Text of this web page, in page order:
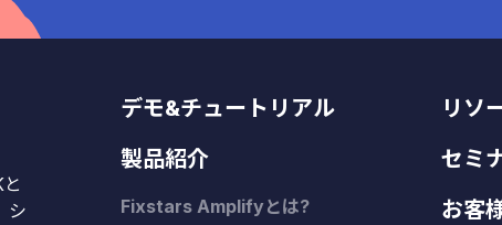
シ
デモ&チュートリアル
製品紹介
Fixstars Amplifyとは?
リソ
セミ
お客